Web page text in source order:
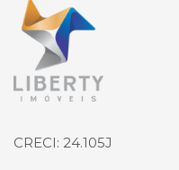
Página inicial
CRECI: 24.105J